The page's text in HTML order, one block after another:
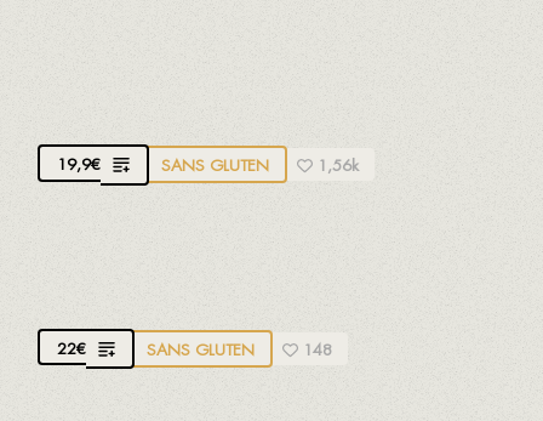
POULPE BLANC DE CAMBRILS
19,9€ SANS GLUTEN 1,56k
POULPE AVEC AÏOLI À LA CAYENNE DE LA
22€ SANS GLUTEN 148